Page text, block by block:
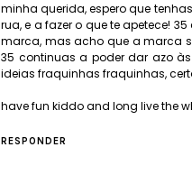
minha querida, espero que
rua, e a fazer o que te apetece!
marca, mas acho que a marca
35 continuas a poder dar azo
ideias fraquinhas fraquinhas,
have fun kiddo and long live the
RESPONDER